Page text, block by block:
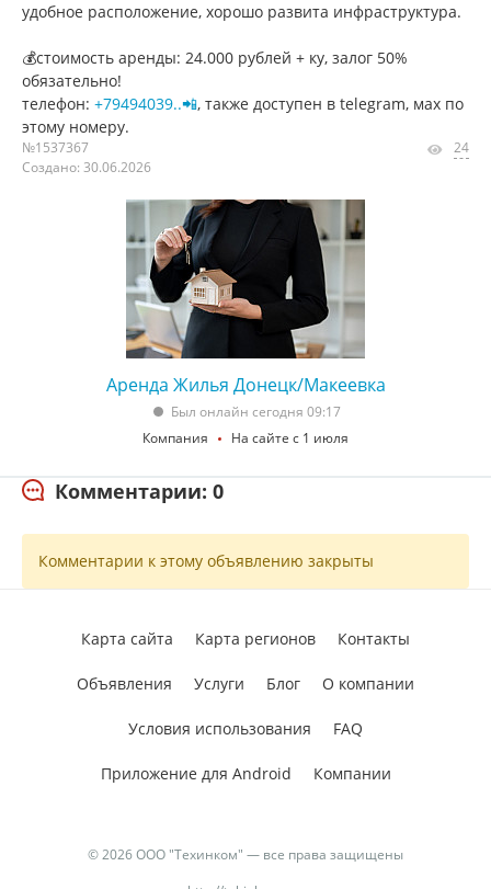
удобное расположение, хорошо развита инфраструктура.
💰стоимость аренды: 24.000 рублей + ку, залог 50%
обязательно!
телефон: +79494039..📲, также доступен в telegram, мах по
этому номеру.
№1537367
Создано: 30.06.2026
24
Аренда Жилья Донецк/Макеевка
Был онлайн сегодня 09:17
Компания
На сайте с 1 июля
Комментарии: 0
Комментарии к этому объявлению закрыты
© 2026 ООО "Техинком" — все права защищены
Карта сайта Карта регионов Контакты
Объявления Услуги Блог О компании
Условия использования FAQ
Приложение для Android Компании